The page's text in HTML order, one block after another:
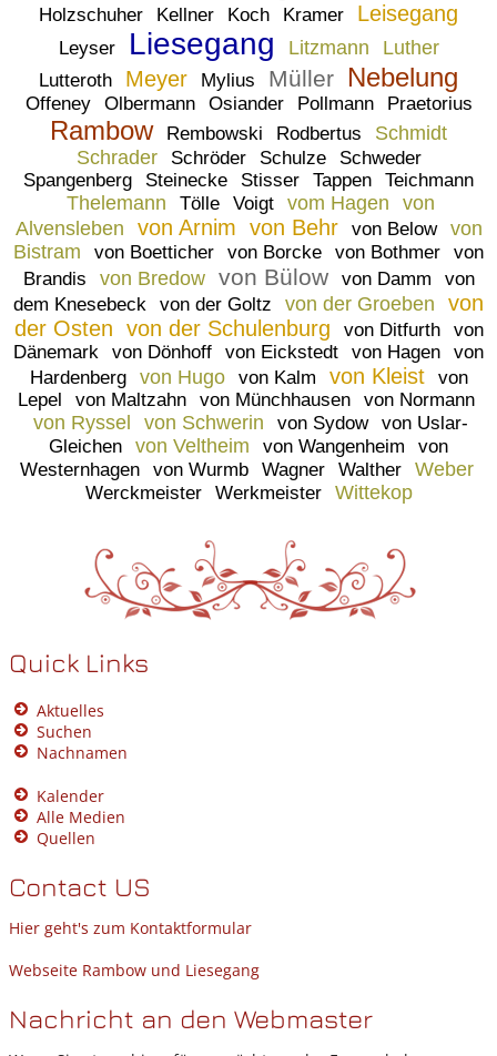
Holzschuher Kellner Koch Kramer Leisegang
Leyser Liesegang Litzmann Luther
Lutteroth Meyer Mylius Müller Nebelung
Offeney Olbermann Osiander Pollmann Praetorius
Rambow Rembowski Rodbertus
Schmidt
Schrader
Schröder Schulze
Schweder
Spangenberg
Steinecke Stisser Tappen Teichmann
Thelemann Tölle Voigt vom Hagen
von
Alvensleben
von Arnim von Behr von Below
von
Bistram
von Boetticher von Borcke von Bothmer
von
Brandis
von Bredow von Bülow von Damm
von
dem Knesebeck
von der Goltz von der Groeben
von
der Osten von der Schulenburg von Ditfurth
von
Dänemark
von Dönhoff von Eickstedt von Hagen
von
Hardenberg
von Hugo von Kalm von Kleist
von
Lepel
von Maltzahn von Münchhausen von Normann
von Ryssel von Schwerin von Sydow
von Uslar-
Gleichen
von Veltheim von Wangenheim
von
Westernhagen
von Wurmb Wagner Walther Weber
Werckmeister Werkmeister Wittekop
Quick Links
Aktuelles
Suchen
Nachnamen
Kalender
Alle Medien
Quellen
Contact US
Hier geht's zum Kontaktformular
Webseite Rambow und Liesegang
Nachricht an den Webmaster